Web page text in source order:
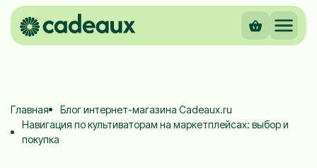
Главная
Блог интернет-магазина Cadeaux.ru
Навигация по культиваторам на маркетплейсах: выбор и
покупка